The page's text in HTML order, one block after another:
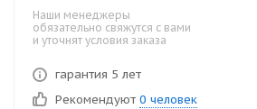
Наши менеджеры
обязательно свяжутся с вами
и уточнят условия заказа
гарантия 5 лет
Рекомендуют 0 человек